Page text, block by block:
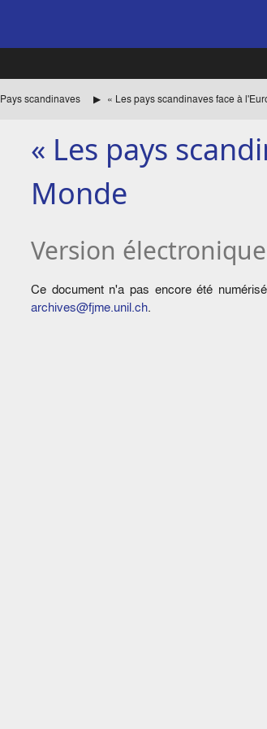
Pays scandinaves « Les pays scandinaves face à
« Les pays
Monde
Version électronique
Ce document n'a pas encore été
archives@fjme.unil.ch.